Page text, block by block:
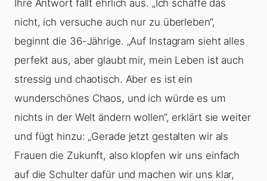
Ihre Antwort fällt ehrlich aus. „Ich schaffe das
nicht, ich versuche auch nur zu überleben“,
beginnt die 36-Jährige. „Auf Instagram sieht alles
perfekt aus, aber glaubt mir, mein Leben ist auch
stressig und chaotisch. Aber es ist ein
wunderschönes Chaos, und ich würde es um
nichts in der Welt ändern wollen“, erklärt sie weiter
und fügt hinzu: „Gerade jetzt gestalten wir als
Frauen die Zukunft, also klopfen wir uns einfach
auf die Schulter dafür und machen wir uns klar,